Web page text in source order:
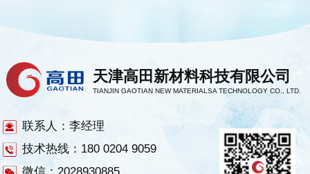
天津高田新材料科技有限公司
TIANJIN GAOTIAN NEW MATERIALSA TECHNOLOGY CO., LTD.
联系人：李经理
技术热线：180 0204 9059